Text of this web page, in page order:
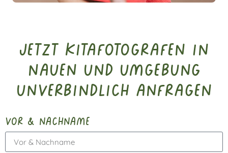
Jetzt Kitafotografen in
Nauen und Umgebung
unverbindlich anfragen
vor & nachname